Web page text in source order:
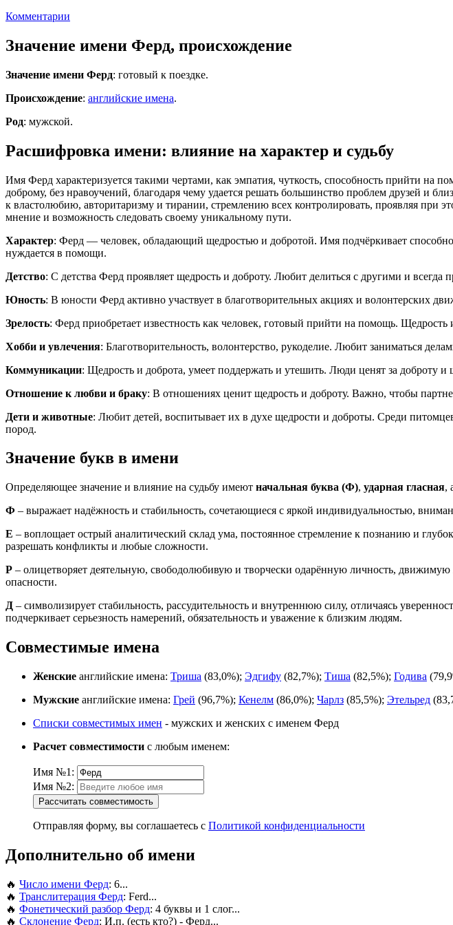
Комментарии
Значение имени Ферд, происхождение
Значение имени Ферд: готовый к поездке.
Происхождение: английские имена.
Род: мужской.
Расшифровка имени: влияние на характер и судьбу
Имя Ферд характеризуется такими чертами, как эмпатия, чуткость, способность прийти на
доброму, без нравоучений, благодаря чему удается решать большинство проблем друзей и
к властолюбию, авторитаризму и тирании, стремлению всех контролировать, проявляя при
мнение и возможность следовать своему уникальному пути.
Характер: Ферд — человек, обладающий щедростью и добротой. Имя подчёркивает
нуждается в помощи.
Детство: С детства Ферд проявляет щедрость и доброту. Любит делиться с другими и всегда
Юность: В юности Ферд активно участвует в благотворительных акциях и волонтерских
Зрелость: Ферд приобретает известность как человек, готовый прийти на помощь.
Хобби и увлечения: Благотворительность, волонтерство, рукоделие. Любит заниматься
Коммуникации: Щедрость и доброта, умеет поддержать и утешить. Люди ценят за доброту и
Отношение к любви и браку: В отношениях ценит щедрость и доброту. Важно, чтобы
Дети и животные: Любит детей, воспитывает их в духе щедрости и доброты. Среди
пород.
Значение букв в имени
Определяющее значение и влияние на судьбу имеют начальная буква (Ф), ударная гласная,
Ф – выражает надёжность и стабильность, сочетающиеся с яркой индивидуальностью,
Е – воплощает острый аналитический склад ума, постоянное стремление к познанию и
разрешать конфликты и любые сложности.
Р – олицетворяет деятельную, свободолюбивую и творчески одарённую личность,
опасности.
Д – символизирует стабильность, рассудительность и внутреннюю силу, отличаясь
подчеркивает серьезность намерений, обязательность и уважение к близким людям.
Совместимые имена
Женские английские имена: Триша (83,0%); Эдгифу (82,7%); Тиша (82,5%); Годива
Мужские английские имена: Грей (96,7%); Кенелм (86,0%); Чарлз (85,5%); Этельред
Списки совместимых имен - мужских и женских с именем Ферд
Расчет совместимости с любым именем:
Имя №1:
Имя №2:
Рассчитать совместимость
Отправляя форму, вы соглашаетесь с Политикой конфиденциальности
Дополнительно об имени
🔥 Число имени Ферд: 6...
🔥 Транслитерация Ферд: Ferd...
🔥 Фонетический разбор Ферд: 4 буквы и 1 слог...
🔥 Склонение Ферд: И.п. (есть кто?) - Ферд...